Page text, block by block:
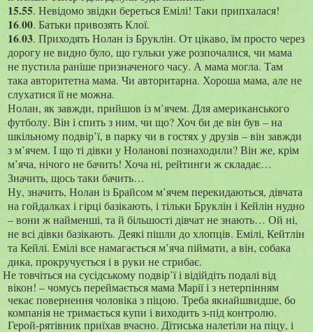
15.55. Невідомо звідки береться Емілі! Таки припхалася!
16.00. Батьки привозять Клої.
16.03. Приходять Нолан із Бруклін. От цікаво, їм просто через
дорогу не видно було, що гульки уже розпочалися, чи мама
не пустила раніше призначеного часу. А мама могла. Там
така авторитетна мама. Чи авторитарна. Хороша мама, але не
слухатися її не можна.
Нолан, як завжди, прийшов із м’ячем. Для американського
футболу. Він і спить з ним, чи що? Хоч би де він був – на
шкільному подвір’ї, в парку чи в гостях у друзів – він завжди
з м’ячем. І що ті дівки у Ноланові познаходили? Він же, крім
м’яча, нічого не бачить! Хоча ні, рейтинги ж складає…
Значить, щось таки бачить…
Ну, значить, Нолан із Брайсом м’ячем перекидаються, дівчата
на гойдалках і гірці базікають, і тільки Бруклін і Кейлін нудно
– вони ж найменші, та й більшості дівчат не знають… Ой ні,
не всі дівки базікають. Деякі пішли до хлопців. Емілі, Кейтлін
та Кейлі. Емілі все намагається м’яча піймати, а він, собака
дика, прокручується і в руки не стрибає.
Не товчіться на сусідському подвір’ї і відійдіть подалі від
вікон! – чомусь переймається мама Марії і з нетерпінням
чекає повернення чоловіка з піцою. Треба якнайшвидше, бо
компанія не тримається купи і виходить з-під контролю.
Герой-рятівник приїхав вчасно. Дітиська налетіли на піцу, і